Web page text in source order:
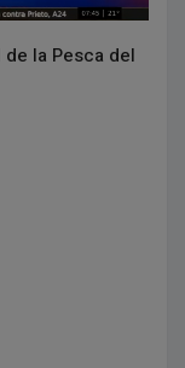
la Pesca del